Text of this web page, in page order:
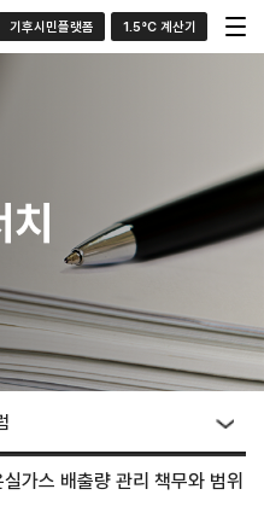
기후시민플랫폼 1.5°C 계산기
가스 배출량 관리 책무와 범위